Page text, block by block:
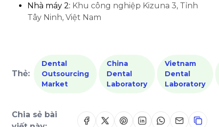
Nhà máy 2: Khu công nghiệp Kizuna 3, Tỉnh
Tây Ninh, Việt Nam
Thẻ:
Dental
Outsourcing
Market
China
Dental
Laboratory
Vietnam
Dental
Laboratory
Chia sẻ bài